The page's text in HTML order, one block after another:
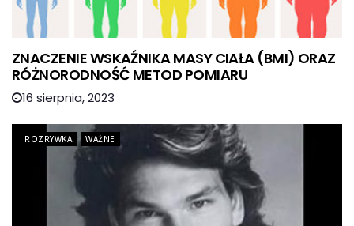
ZNACZENIE WSKAŹNIKA MASY CIAŁA (BMI) ORAZ
RÓŻNORODNOŚĆ METOD POMIARU
16 sierpnia, 2023
ROZRYWKA WAŻNE